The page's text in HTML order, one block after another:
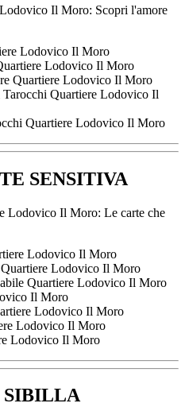
Lodovico Il Moro
Lodovico Il Moro
Quartiere Lodovico Il Moro
Tarocchi Quartiere Lodovico Il
Quartiere Lodovico Il Moro
SENSITIVA
Lodovico Il Moro
Quartiere Lodovico Il Moro
Quartiere Lodovico Il Moro
Il Moro
Lodovico Il Moro
Lodovico Il Moro
Lodovico Il Moro
SIBILLA